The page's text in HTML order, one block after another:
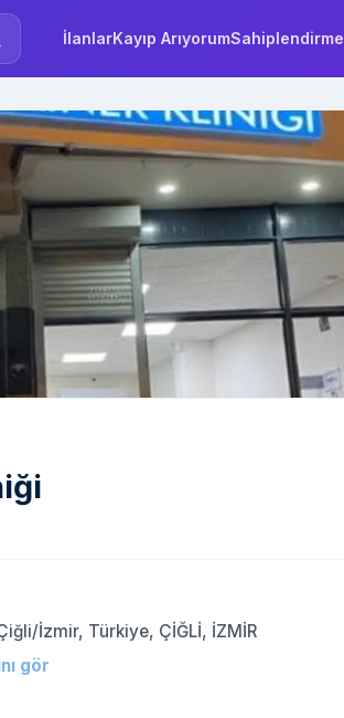
İlanlarKayıp ArıyorumSahiplendirme
İzmir, Türkiye, ÇİĞLİ, İZMİR
gör